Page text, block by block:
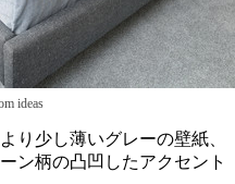
ideas
り少し薄いグレーの壁紙、
ン柄の凸凹したアクセント